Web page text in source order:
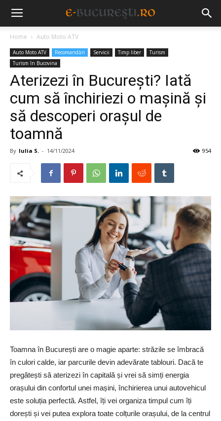
Home Auto Moto ATV
Auto Moto ATV Recomandări Servicii Timp liber
Turism
Turism în Bucovina
Aterizezi în București? Iată
cum să închiriezi o mașină și
să descoperi orașul de
toamnă
By Iulia S. - 14/11/2024 954
Toamna în București are o magie aparte: străzile se îmbracă
în culori calde, iar parcurile devin adevărate tablouri. Dacă te
pregătești să aterizezi în capitală și vrei să simți energia
orașului din confortul unei mașini, închirierea unui autovehicul
este soluția perfectă. Astfel, îți vei organiza timpul cum îți
dorești și vei putea explora toate colțurile orașului, de la centrul